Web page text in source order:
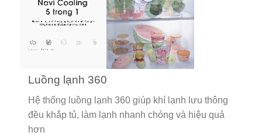
Luồng lạnh 360
Hệ thống luồng lạnh 360 giúp khí lạnh lưu thông
đều khắp tủ, làm lạnh nhanh chóng và hiệu quả
hơn